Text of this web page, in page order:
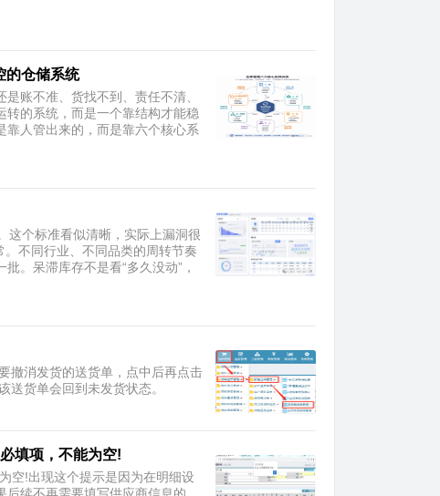
的仓储系统
账不准、货找不到、责任不清、
转的系统，而是一个靠结构才能稳
靠人管出来的，而是靠六个核心系
这个标准看似清晰，实际上漏洞很
不同行业、不同品类的周转节奏
。呆滞库存不是看“多久没动”，
撤消发货的送货单，点中后再点击
送货单会回到未发货状态。
填项，不能为空!
空!出现这个提示是因为在明细设